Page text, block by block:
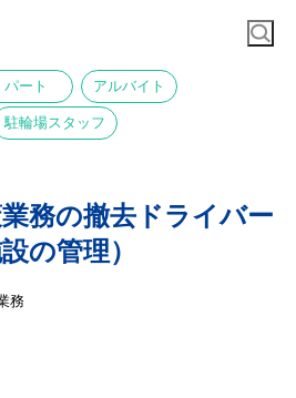
パート アルバイト
駐輪場スタッフ
務の撤去ドライバー
の管理）
務